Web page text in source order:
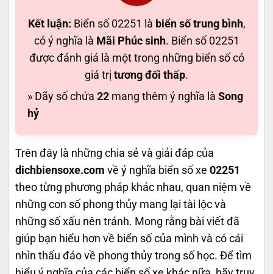
Kết luận: Biển số 02251 là biển số trung bình,
có ý nghĩa là Mãi Phúc sinh. Biển số 02251
được đánh giá là một trong những biển số có
giá trị tương đối thấp.
» Dãy số chứa 22 mang thêm ý nghĩa là Song
hỷ
Trên đây là những chia sẻ và giải đáp của
dichbiensoxe.com về ý nghĩa biển số xe 02251
theo từng phương pháp khác nhau, quan niệm về
những con số phong thủy mang lại tài lộc và
những số xấu nên tránh. Mong rằng bài viết đã
giúp bạn hiểu hơn về biển số của mình và có cái
nhìn thấu đáo về phong thủy trong số học. Để tìm